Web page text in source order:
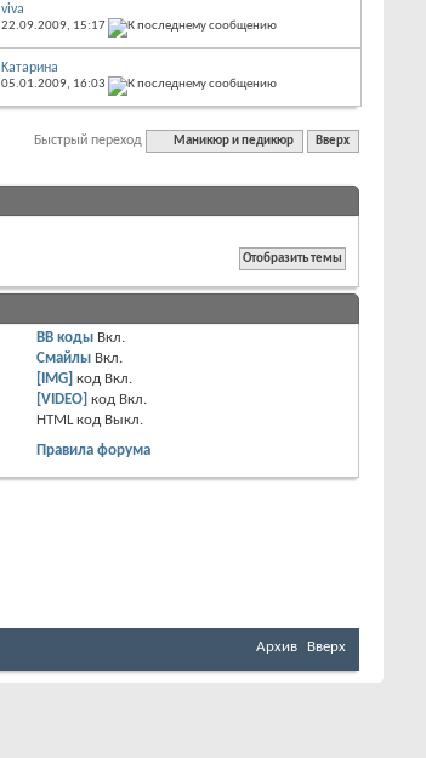
viva
22.09.2009, 15:17
Kатарина
05.01.2009, 16:03
Быстрый переход Маникюр и педикюр Вверх
BB коды Вкл.
Смайлы Вкл.
[IMG] код Вкл.
[VIDEO] код Вкл.
HTML код Выкл.
Правила форума
Архив Вверх